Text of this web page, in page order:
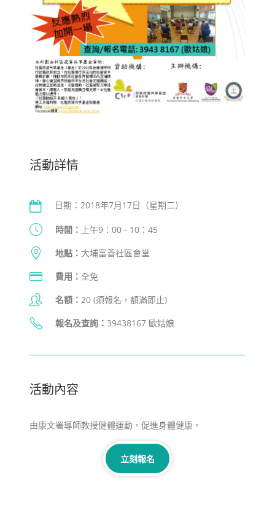
活動詳情
日期：2018年7月17日（星期二）
時間： 上午9：00 - 10：45
地點： 大埔富善社區會堂
費用： 全免
名額： 20 (須報名，額滿即止)
報名及查詢： 39438167 歐姑娘
活動內容​
由康文署導師教授健體運動，促進身體健康。
立刻報名